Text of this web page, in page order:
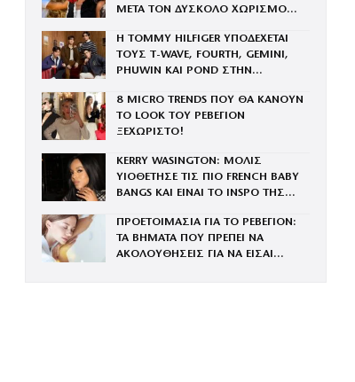
ΜΕΤΑ ΤΟΝ ΔΥΣΚΟΛΟ ΧΩΡΙΣΜΟ
Η TOMMY HILFIGER ΥΠΟΔΕΧΕΤΑΙ
ΤΟΥΣ Τ-WAVE, FOURTH, GEMINI,
PHUWIN ΚΑΙ POND ΣΤΗΝ
8 MICRO TRENDS ΠΟΥ ΘΑ ΚΑΝΟΥΝ
ΤΟ LOOK ΤΟΥ ΡΕΒΕΓΙΟΝ
ΞΕΧΩΡΙΣΤΟ!
KERRY WASINGTON: ΜΟΛΙΣ
ΥΙΟΘΕΤΗΣΕ ΤΙΣ ΠΙΟ FRENCH BABY
BANGS ΚΑΙ ΕΙΝΑΙ ΤΟ INSPO ΤΗΣ
ΠΡΟΕΤΟΙΜΑΣΙΑ ΓΙΑ ΤΟ ΡΕΒΕΓΙΟΝ:
ΤΑ ΒΗΜΑΤΑ ΠΟΥ ΠΡΕΠΕΙ ΝΑ
ΑΚΟΛΟΥΘΗΣΕΙΣ ΓΙΑ ΝΑ ΕΙΣΑΙ